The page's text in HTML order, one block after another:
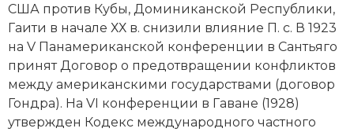
Новейшая история
Нумизматика
Образование
Общественные объединения и организации
США против Кубы, Доминиканской Республики,
Гаити в начале ХХ в. снизили влияние П. с. В 1923
на V Панамериканской конференции в Сантьяго
принят Договор о предотвращении конфликтов
между американскими государствами (договор
Гондра). На VI конференции в Гаване (1928)
утвержден Кодекс международного частного